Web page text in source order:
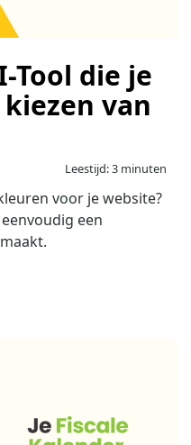
Tool die je
van
Leestijd: 3 minuten
voor je website?
een